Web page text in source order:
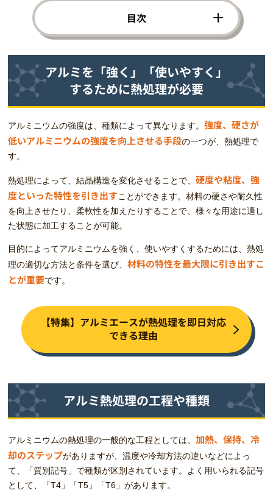
目次
アルミを「強く」「使いやすく」
するために熱処理が必要
アルミニウムの強度は、種類によって異なります。強度、硬さが
低いアルミニウムの強度を向上させる手段の一つが、熱処理で
す。
熱処理によって、結晶構造を変化させることで、硬度や粘度、強
度といった特性を引き出すことができます。材料の硬さや耐久性
を向上させたり、柔軟性を加えたりすることで、様々な用途に適し
た状態に加工することが可能。
目的によってアルミニウムを強く、使いやすくするためには、熱処
理の適切な方法と条件を選び、材料の特性を最大限に引き出すこ
とが重要です。
【特集】アルミエースが熱処理を即日対応
できる理由
アルミ熱処理の工程や種類
アルミニウムの熱処理の一般的な工程としては、加熱、保持、冷
却のステップがありますが、温度や冷却方法の違いなどによっ
て、「質別記号」で種類が区別されています。よく用いられる記号
として、「T4」「T5」「T6」があります。